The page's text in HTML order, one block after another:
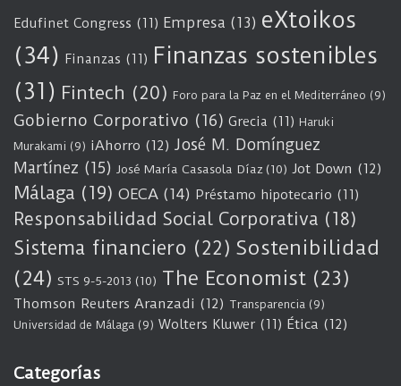
Edufinet Congress (11) Empresa (13) eXtoikos
(34) Finanzas (11) Finanzas sostenibles
(31) Fintech (20) Foro para la Paz en el Mediterráneo (9)
Gobierno Corporativo (16) Grecia (11) Haruki
Murakami (9) iAhorro (12) José M. Domínguez
Martínez (15) José María Casasola Díaz (10) Jot Down (12)
Málaga (19) OECA (14) Préstamo hipotecario (11)
Responsabilidad Social Corporativa (18)
Sistema financiero (22) Sostenibilidad
(24) STS 9-5-2013 (10) The Economist (23)
Thomson Reuters Aranzadi (12) Transparencia (9)
Universidad de Málaga (9) Wolters Kluwer (11) Ética (12)
Categorías